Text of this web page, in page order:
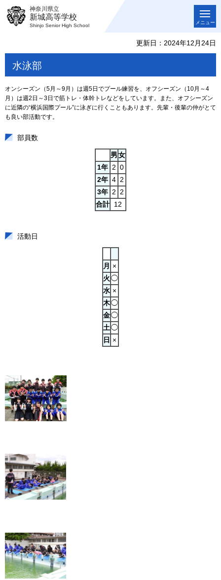
神奈川県立
新城高等学校
Shinjo Senior High School
メニュー
更新日：2024年12月24日
水泳部
オンシーズン（5月～9月）は週5日でプール練習を、オフシーズン（10月～4
月）は週2日～3日で筋トレ・体幹トレなどをしています。また、オフシーズン
に近隣の“横浜国際プール”に泳ぎに行くこともあります。先輩・後輩の仲がとて
も良い部活動です。
部員数
男女
1年 2 0
2年 4 2
3年 2
2
合計
12
活動日
月
×
火◯
水 ×
木◯
金◯
土◯
日 ×